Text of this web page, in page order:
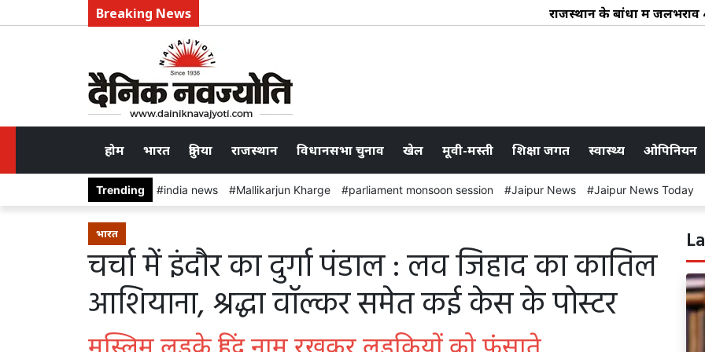
Breaking News राजस्थान के बांधों में जलभराव
होम भारत दुनिया राजस्थान विधानसभा चुनाव खेल मूवी-मस्ती शिक्षा जगत स्वास्थ्य ओपिनियन
Trending india news Mallikarjun Kharge parliament monsoon session Jaipur News Jaipur News Today
भारत
चर्चा में इंदौर का दुर्गा पंडाल : लव जिहाद का कातिल
आशियाना, श्रद्धा वॉल्कर समेत कई केस के पोस्टर
मुस्लिम लड़के हिंदू नाम रखकर लड़कियों को फंसाते